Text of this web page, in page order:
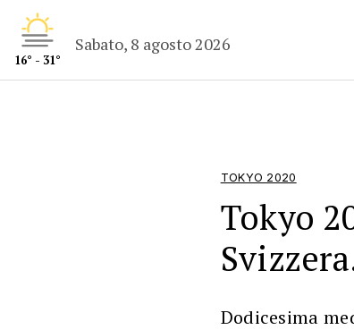
16° - 31°
Sabato, 8 agosto 2026
TOKYO 2020
Tokyo
Dodicesima